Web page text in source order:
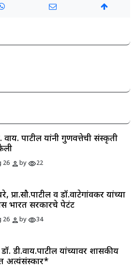
वाय. पाटील यांनी गुणवत्तेची संस्कृती
26 personbyvisibility22
प्रा.सौ.पाटील व डॉ.वाटेगांवकर यांच्या
भारत सरकारचे पेटंट
26 personbyvisibility34
डॉ. डी.वाय.पाटील यांच्यावर शासकीय
अत्यंसंस्कार*